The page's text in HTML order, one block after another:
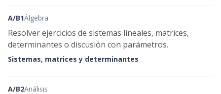
A/B1Álgebra
Resolver ejercicios de sistemas lineales, matrices,
determinantes o discusión con parámetros.
Sistemas, matrices y determinantes
A/B2Análisis